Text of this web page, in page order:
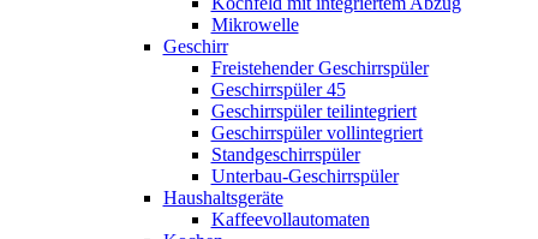
Mikrowelle
Geschirr
Freistehender Geschirrspüler
Geschirrspüler 45
Geschirrspüler teilintegriert
Geschirrspüler vollintegriert
Standgeschirrspüler
Unterbau-Geschirrspüler
Haushaltsgeräte
Kaffeevollautomaten